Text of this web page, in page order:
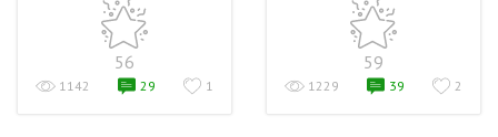
56
1142 29 1
59
1229 39 2